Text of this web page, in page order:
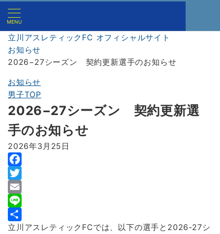
MENU
立川アスレティックFC オフィシャルサイト
お知らせ
2026−27シーズン 契約更新選手のお知らせ
お知らせ
男子TOP
2026−27シーズン 契約更新選
手のお知らせ
2026年3月25日
F
a
c
e
b
T
w
t
E
m
a
L
i
共
立川アスレティックFCでは、以下の選手と2026-27シ